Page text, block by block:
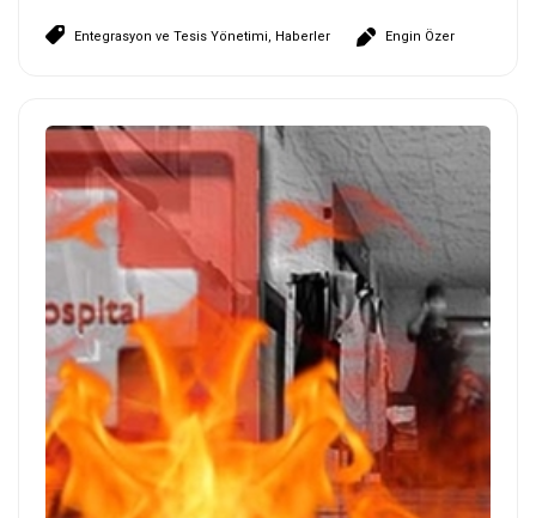
Entegrasyon ve Tesis Yönetimi, Haberler Engin Özer